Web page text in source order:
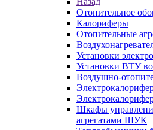
Отопительное
Калориферы
Отопительные
Установки
Установки ВТУ
Воздушно-
Шкафы
агрегатами ШУК